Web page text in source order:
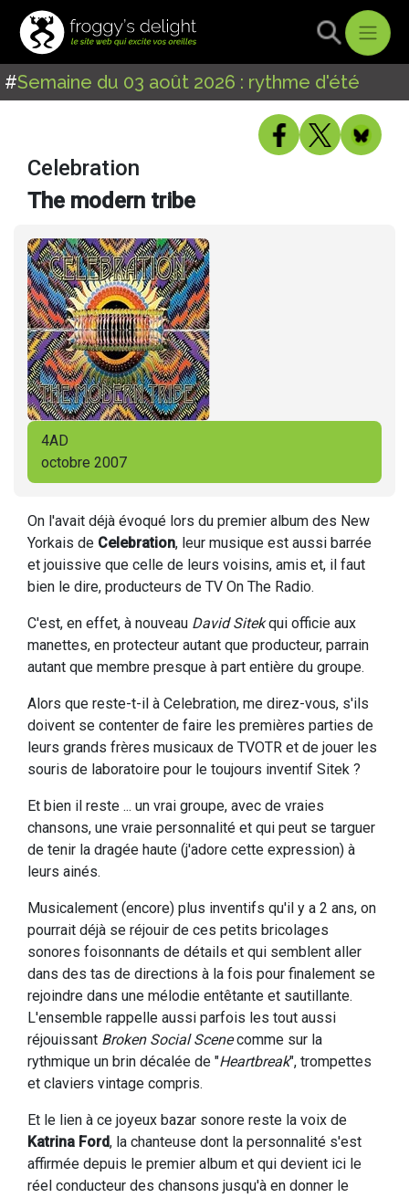
#Semaine du 03 août 2026 : rythme d'été
Celebration
The modern tribe
4AD
octobre 2007
On l'avait déjà évoqué lors du premier album des New
Yorkais de Celebration, leur musique est aussi barrée
et jouissive que celle de leurs voisins, amis et, il faut
bien le dire, producteurs de TV On The Radio.
C'est, en effet, à nouveau David Sitekqui officie aux
manettes, en protecteur autant que producteur, parrain
autant que membre presque à part entière du groupe.
Alors que reste-t-il à Celebration, me direz-vous, s'ils
doivent se contenter de faire les premières parties de
leurs grands frères musicaux de TVOTR et de jouer les
souris de laboratoire pour le toujours inventif Sitek ?
Et bien il reste ... un vrai groupe, avec de vraies
chansons, une vraie personnalité et qui peut se targuer
de tenir la dragée haute (j'adore cette expression) à
leurs ainés.
Musicalement (encore) plus inventifs qu'il y a 2 ans, on
pourrait déjà se réjouir de ces petits bricolages
sonores foisonnants de détails et qui semblent aller
dans des tas de directions à la fois pour finalement se
rejoindre dans une mélodie entêtante et sautillante.
L'ensemble rappelle aussi parfois les tout aussi
réjouissant Broken Social Scenecomme sur la
rythmique un brin décalée de "Heartbreak", trompettes
et claviers vintage compris.
Et le lien à ce joyeux bazar sonore reste la voix de
Katrina Ford, la chanteuse dont la personnalité s'est
affirmée depuis le premier album et qui devient ici le
réel conducteur des chansons jusqu'à en donner le